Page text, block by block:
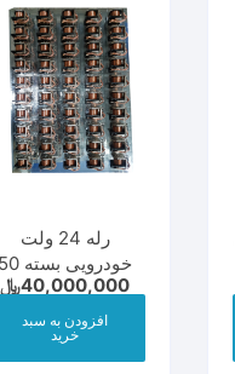
رله 12 و 24 ولت
رله 24 ولت
خودرویی بسته 50
عددی
40,000,000﷼
افزودن به سبد
خرید